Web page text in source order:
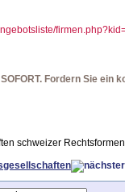
Fordern Sie
schweizer